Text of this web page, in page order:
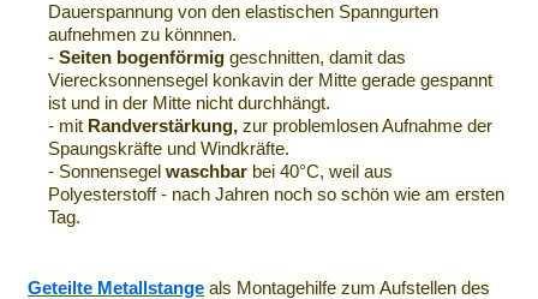
Dauerspannung von den elastischen Spanngurten
aufnehmen zu könnnen.
- Seiten bogenförmig geschnitten, damit das
Vierecksonnensegel konkavin der Mitte gerade gespannt
ist und in der Mitte nicht durchhängt.
- mit Randverstärkung, zur problemlosen Aufnahme der
Spaungskräfte und Windkräfte.
- Sonnensegel waschbar bei 40°C, weil aus
Polyesterstoff - nach Jahren noch so schön wie am ersten
Tag.
Geteilte Metallstange als Montagehilfe zum Aufstellen des